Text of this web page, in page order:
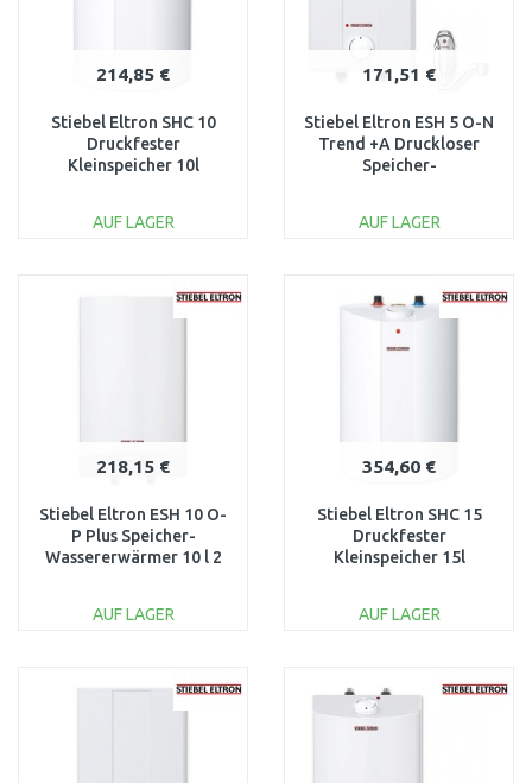
214,85 €
Stiebel Eltron SHC 10
Druckfester
Kleinspeicher 10l
AUF LAGER
Vergleichen
171,51 €
Stiebel Eltron ESH 5 O-N
Trend +A Druckloser
Speicher-
AUF LAGER
Vergleichen
218,15 €
Stiebel Eltron ESH 10 O-
P Plus Speicher-
Wassererwärmer 10 l 2
AUF LAGER
Vergleichen
354,60 €
Stiebel Eltron SHC 15
Druckfester
Kleinspeicher 15l
AUF LAGER
Vergleichen